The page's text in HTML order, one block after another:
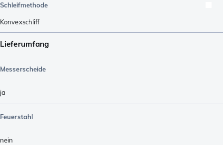
Schleifmethode
Konvexschliff
Lieferumfang
Messerscheide
ja
Feuerstahl
nein